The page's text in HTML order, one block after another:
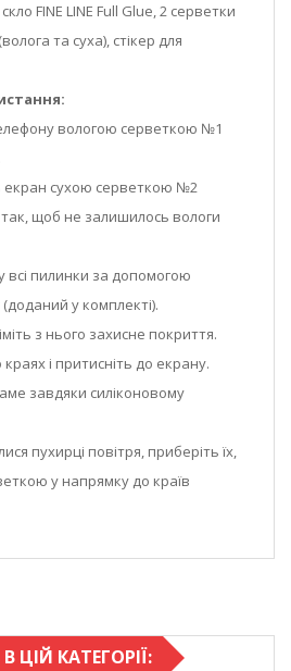
FINE LINE Full Glue, 2 серветки
та суха), стікер для
вологою серветкою №1
екран сухою серветкою №2
щоб не залишилось вологи
всі пилинки за допомогою
(доданий у комплекті).
з нього захисне покриття.
і притисніть до екрану.
завдяки силіконовому
пухирці повітря, приберіть їх,
у напрямку до країв
ЦІЙ КАТЕГОРІЇ: